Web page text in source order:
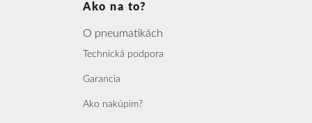
Ako na to?
O pneumatikách
Technická podpora
Garancia
Ako nakúpim?